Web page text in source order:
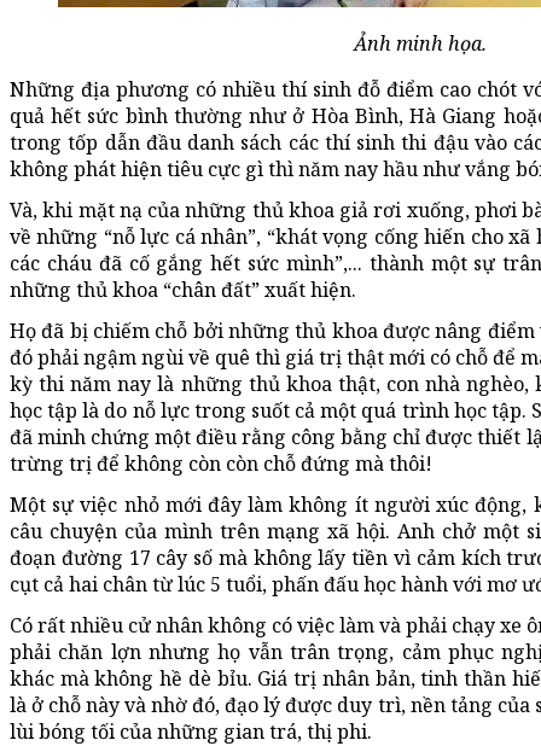
Ảnh minh họa.
Những địa phương có nhiều thí sinh đỗ điểm cao chót
quả hết sức bình thường như ở Hòa Bình, Hà Giang
trong tốp dẫn đầu danh sách các thí sinh thi đậu vào
không phát hiện tiêu cực gì thì năm nay hầu như vắng
Và, khi mặt nạ của những thủ khoa giả rơi xuống, phơi
về những “nỗ lực cá nhân”, “khát vọng cống hiến cho xã
các cháu đã cố gắng hết sức mình”,... thành một sự
những thủ khoa “chân đất” xuất hiện.
Họ đã bị chiếm chỗ bởi những thủ khoa được nâng
đó phải ngậm ngùi về quê thì giá trị thật mới có chỗ để
kỳ thi năm nay là những thủ khoa thật, con nhà nghèo,
học tập là do nỗ lực trong suốt cả một quá trình học tập.
đã minh chứng một điều rằng công bằng chỉ được thiết
trừng trị để không còn còn chỗ đứng mà thôi!
Một sự việc nhỏ mới đây làm không ít người xúc động,
câu chuyện của mình trên mạng xã hội. Anh chở một
đoạn đường 17 cây số mà không lấy tiền vì cảm kích
cụt cả hai chân từ lúc 5 tuổi, phấn đấu học hành với mơ
Có rất nhiều cử nhân không có việc làm và phải chạy xe
phải chăn lợn nhưng họ vẫn trân trọng, cảm phục
khác mà không hề dè bỉu. Giá trị nhân bản, tinh thần
là ở chỗ này và nhờ đó, đạo lý được duy trì, nền tảng
lùi bóng tối của những gian trá, thị phi.